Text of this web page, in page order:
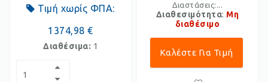
Τιμή χωρίς ΦΠΑ:
1374,98 €
Διαθέσιμα: 1
Διαστάσεις:...
Διαθεσιμότητα: Μη
διαθέσιμο
Καλέστε Για Τιμή